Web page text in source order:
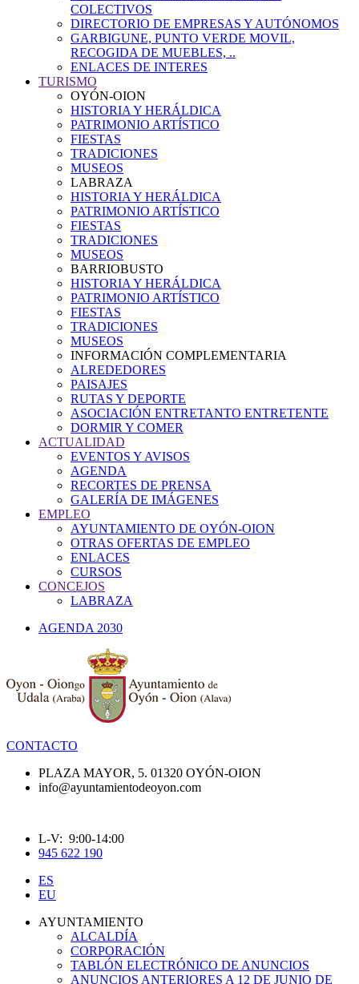
COLECTIVOS
DIRECTORIO DE EMPRESAS Y AUTÓNOMOS
GARBIGUNE, PUNTO VERDE MOVIL,
RECOGIDA DE MUEBLES, ..
ENLACES DE INTERES
TURISMO
OYÓN-OION
HISTORIA Y HERÁLDICA
PATRIMONIO ARTÍSTICO
FIESTAS
TRADICIONES
MUSEOS
LABRAZA
HISTORIA Y HERÁLDICA
PATRIMONIO ARTÍSTICO
FIESTAS
TRADICIONES
MUSEOS
BARRIOBUSTO
HISTORIA Y HERÁLDICA
PATRIMONIO ARTÍSTICO
FIESTAS
TRADICIONES
MUSEOS
INFORMACIÓN COMPLEMENTARIA
ALREDEDORES
PAISAJES
RUTAS Y DEPORTE
ASOCIACIÓN ENTRETANTO ENTRETENTE
DORMIR Y COMER
ACTUALIDAD
EVENTOS Y AVISOS
AGENDA
RECORTES DE PRENSA
GALERÍA DE IMÁGENES
EMPLEO
AYUNTAMIENTO DE OYÓN-OION
OTRAS OFERTAS DE EMPLEO
ENLACES
CURSOS
CONCEJOS
LABRAZA
AGENDA 2030
CONTACTO
PLAZA MAYOR, 5. 01320 OYÓN-OION
info@ayuntamientodeoyon.com
L-V: 9:00-14:00
945 622 190
ES
EU
AYUNTAMIENTO
ALCALDÍA
CORPORACIÓN
TABLÓN ELECTRÓNICO DE ANUNCIOS
ANUNCIOS ANTERIORES A 12 DE JUNIO DE